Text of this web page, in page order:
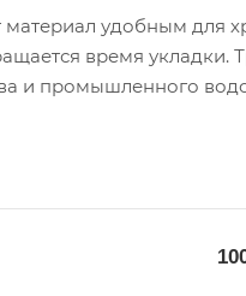
материал удобным
время
и промышленного